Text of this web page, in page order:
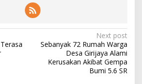
Next post
Sebanyak 72 Rumah Warga
Desa Girijaya Alami
Kerusakan Akibat Gempa
Bumi 5.6 SR